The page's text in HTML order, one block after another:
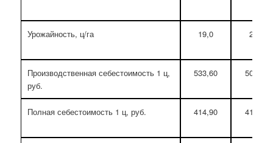
Урожайность, ц/га 19,0 22,0
Производственная себестоимость 1 ц,
руб.
533,60 508,34
Полная себестоимость 1 ц, руб. 414,90 413,26